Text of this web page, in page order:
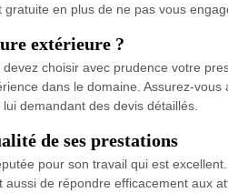
en plus de ne pas vous
extérieure ?
choisir avec prudence votre
dans le domaine. Assurez-
demandant des devis détaillés.
de ses prestations
pour son travail qui est
de répondre efficacement aux